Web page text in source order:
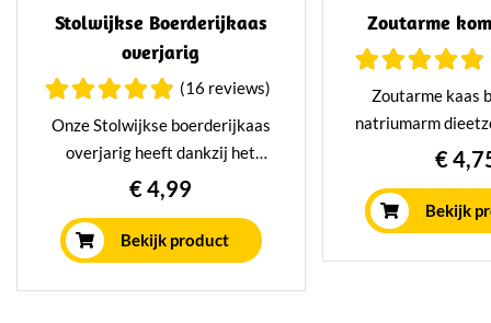
Stolwijkse Boerderijkaas
overjarig
(16 reviews)
Onze Stolwijkse boerderijkaas
overjarig heeft dankzij het
traditionele rijpingsproces een
heerlijk robuust en intens
karakter, zit vol met
zoutkristallen en brokkelige
structuur.
€ 4,99
Bekijk product
Zoutarme
Zoutarme kaas
natriumarm
romig en
toevoeging van
€
Bekijk